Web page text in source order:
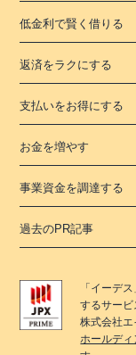
低金利で賢く借りる
返済をラクにする
支払いをお得にする
お金を増やす
事業資金を調達する
過去のPR記事
「 イーデス
するサービ
株式会社
ホールデ